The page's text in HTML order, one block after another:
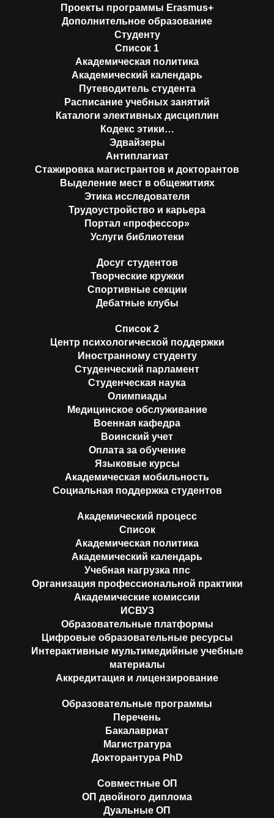
Проекты программы Erasmus+
Дополнительное образование
Студенту
Список 1
Академическая политика
Академический календарь
Путеводитель студента
Расписание учебных занятий
Каталоги элективных дисциплин
Кодекс этики…
Эдвайзеры
Антиплагиат
Стажировка магистрантов и докторантов
Выделение мест в общежитиях
Этика исследователя
Трудоустройство и карьера
Портал «профессор»
Услуги библиотеки
Досуг студентов
Творческие кружки
Спортивные секции
Дебатные клубы
Список 2
Центр психологической поддержки
Иностранному студенту
Студенческий парламент
Студенческая наука
Олимпиады
Медицинское обслуживание
Военная кафедра
Воинский учет
Оплата за обучение
Языковые курсы
Академическая мобильность
Социальная поддержка студентов
Академический процесс
Список
Академическая политика
Академический календарь
Учебная нагрузка ппс
Организация профессиональной практики
Академические комиссии
ИСВУЗ
Образовательные платформы
Цифровые образовательные ресурсы
Интерактивные мультимедийные учебные
материалы
Аккредитация и лицензирование
Образовательные программы
Перечень
Бакалавриат
Магистратура
Докторантура PhD
Совместные ОП
ОП двойного диплома
Дуальные ОП